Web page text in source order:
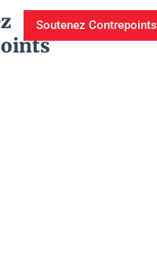
Soutenez Contrepoints